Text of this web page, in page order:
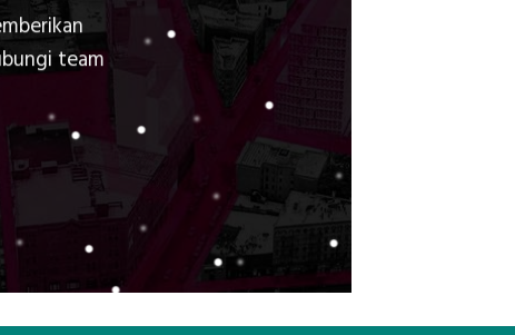
team